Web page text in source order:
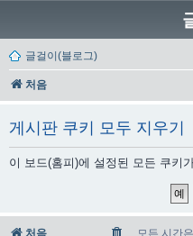
글걸이(블로그)
처음
게시판 쿠키 모두 지우기
이 보드(홈피)에 설정된 모든 쿠키
처음 모든 시간